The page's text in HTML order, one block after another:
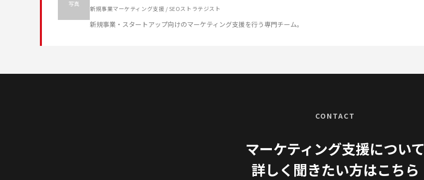
写真
新規事業マーケティング支援 / SEOストラテジスト
新規事業・スタートアップ向けのマーケティング支援を行う専門チーム。
CONTACT
マーケティング支援について
詳しく聞きたい方はこちら